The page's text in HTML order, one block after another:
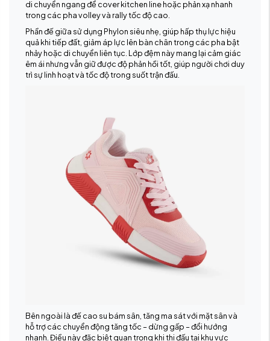
di chuyển ngang để cover kitchen line hoặc phản xạ nhanh
trong các pha volley và rally tốc độ cao.
Phần đế giữa sử dụng Phylon siêu nhẹ, giúp hấp thụ lực hiệu
quả khi tiếp đất, giảm áp lực lên bàn chân trong các pha bật
nhảy hoặc di chuyển liên tục. Lớp đệm này mang lại cảm giác
êm ái nhưng vẫn giữ được độ phản hồi tốt, giúp người chơi duy
trì sự linh hoạt và tốc độ trong suốt trận đấu.
Bên ngoài là đế cao su bám sân, tăng ma sát với mặt sân và
hỗ trợ các chuyển động tăng tốc – dừng gấp – đổi hướng
nhanh. Điều này đặc biệt quan trọng khi thi đấu tại khu vực